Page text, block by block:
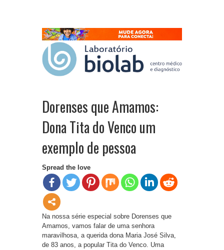
Dorenses que Amamos:
Dona Tita do Venco um
exemplo de pessoa
Spread the love
Na nossa série especial sobre Dorenses que
Amamos, vamos falar de uma senhora
maravilhosa, a querida dona Maria José Silva,
de 83 anos, a popular Tita do Venco. Uma